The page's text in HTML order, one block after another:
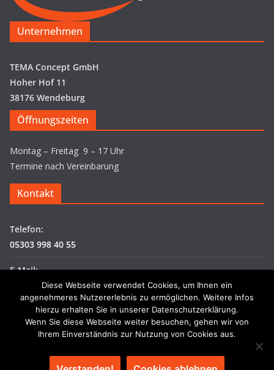
Unternehmen
TEMA Concept GmbH
Hoher Hof 11
38176 Wendeburg
Öffnungszeiten
Montag – Freitag 9 – 17 Uhr
Termine nach Vereinbarung
Kontakt
Telefon:
05303 998 40 55
E-Mail:
info@tema-concept.de
Diese Webseite verwendet Cookies, um Ihnen ein
angenehmeres Nutzererlebnis zu ermöglichen. Weitere Infos
hierzu erhalten Sie in unserer Datenschutzerklärung.
Wenn Sie diese Webseite weiter besuchen, gehen wir von
Ihrem Einverständnis zur Nutzung von Cookies aus.